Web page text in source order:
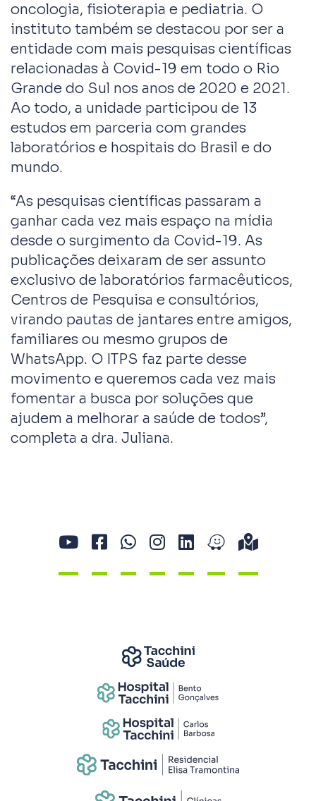
oncologia, fisioterapia e pediatria. O
instituto também se destacou por ser a
entidade com mais pesquisas científicas
relacionadas à Covid-19 em todo o Rio
Grande do Sul nos anos de 2020 e 2021.
Ao todo, a unidade participou de 13
estudos em parceria com grandes
laboratórios e hospitais do Brasil e do
mundo.
“As pesquisas científicas passaram a
ganhar cada vez mais espaço na mídia
desde o surgimento da Covid-19. As
publicações deixaram de ser assunto
exclusivo de laboratórios farmacêuticos,
Centros de Pesquisa e consultórios,
virando pautas de jantares entre amigos,
familiares ou mesmo grupos de
WhatsApp. O ITPS faz parte desse
movimento e queremos cada vez mais
fomentar a busca por soluções que
ajudem a melhorar a saúde de todos”,
completa a dra. Juliana.